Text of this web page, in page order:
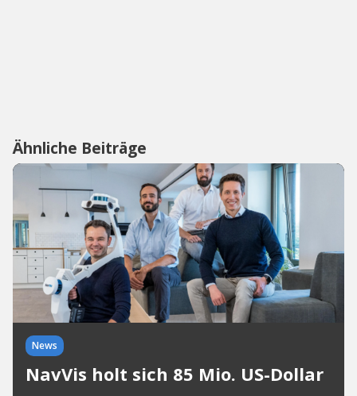
Ähnliche Beiträge
News
NavVis holt sich 85 Mio. US-Dollar